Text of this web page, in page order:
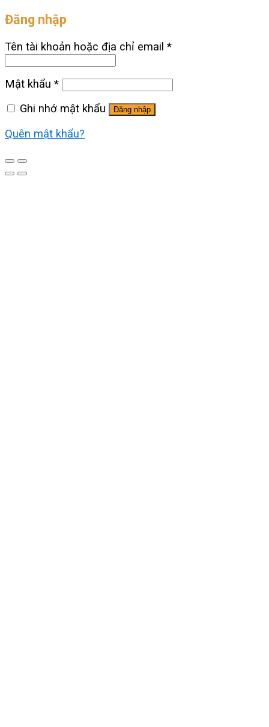
Đăng nhập
Tên tài khoản hoặc địa chỉ email *
Mật khẩu *
Ghi nhớ mật khẩu
Đăng nhập
Quên mật khẩu?